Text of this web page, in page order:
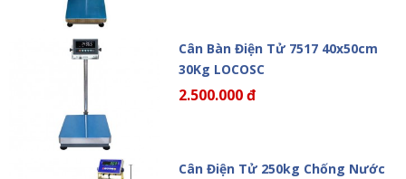
Cân Bàn Điện Tử 7517 40x50cm
30Kg LOCOSC
2.500.000 đ
Cân Điện Tử 250kg Chống Nước